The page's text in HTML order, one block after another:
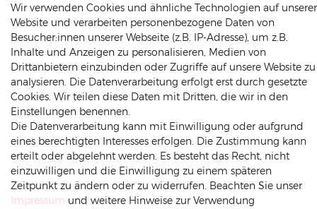
Rechnung Amazonpay Vorkasse
AGB
Widerrufsrecht
Widerruf-senden
Wir verwenden Cookies und ähnliche Technologien auf unserer
Website und verarbeiten personenbezogene Daten von
Besucher:innen unserer Webseite (z.B. IP-Adresse), um z.B.
Inhalte und Anzeigen zu personalisieren, Medien von
Drittanbietern einzubinden oder Zugriffe auf unsere Website zu
analysieren. Die Datenverarbeitung erfolgt erst durch gesetzte
Cookies. Wir teilen diese Daten mit Dritten, die wir in den
Einstellungen benennen.
Die Datenverarbeitung kann mit Einwilligung oder aufgrund
eines berechtigten Interesses erfolgen. Die Zustimmung kann
erteilt oder abgelehnt werden. Es besteht das Recht, nicht
einzuwilligen und die Einwilligung zu einem späteren
Zeitpunkt zu ändern oder zu widerrufen. Beachten Sie unser
Impressum und weitere Hinweise zur Verwendung